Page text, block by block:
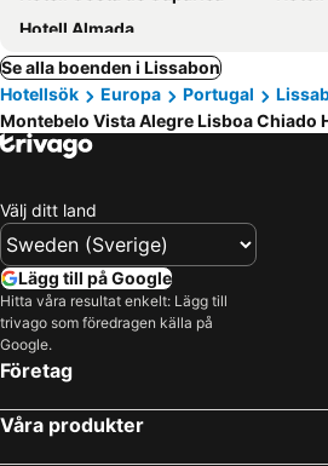
Hotell Almada
Se alla boenden i Lissabon
Hotellsök
Europa Portugal
Montebelo Vista Alegre Lisboa Chiado
Välj ditt land
Lägg till på Google
Hitta våra resultat enkelt: Lägg till
trivago som föredragen källa på
Google.
Företag
Våra produkter